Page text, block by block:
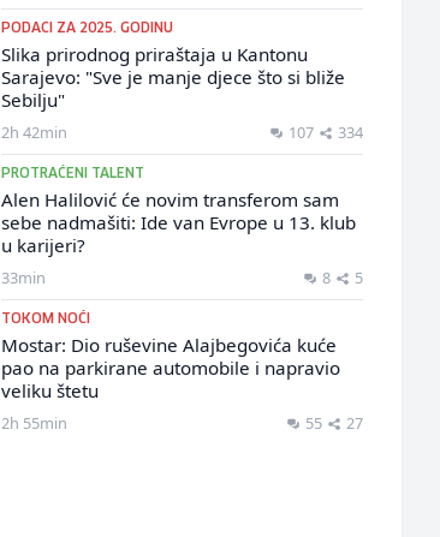
PODACI ZA 2025. GODINU
Slika prirodnog priraštaja u Kantonu
Sarajevo: "Sve je manje djece što si bliže
Sebilju"
2h 42min 107 334
PROTRAĆENI TALENT
Alen Halilović će novim transferom sam
sebe nadmašiti: Ide van Evrope u 13. klub
u karijeri?
33min 8 5
TOKOM NOĆI
Mostar: Dio ruševine Alajbegovića kuće
pao na parkirane automobile i napravio
veliku štetu
2h 55min 55 27